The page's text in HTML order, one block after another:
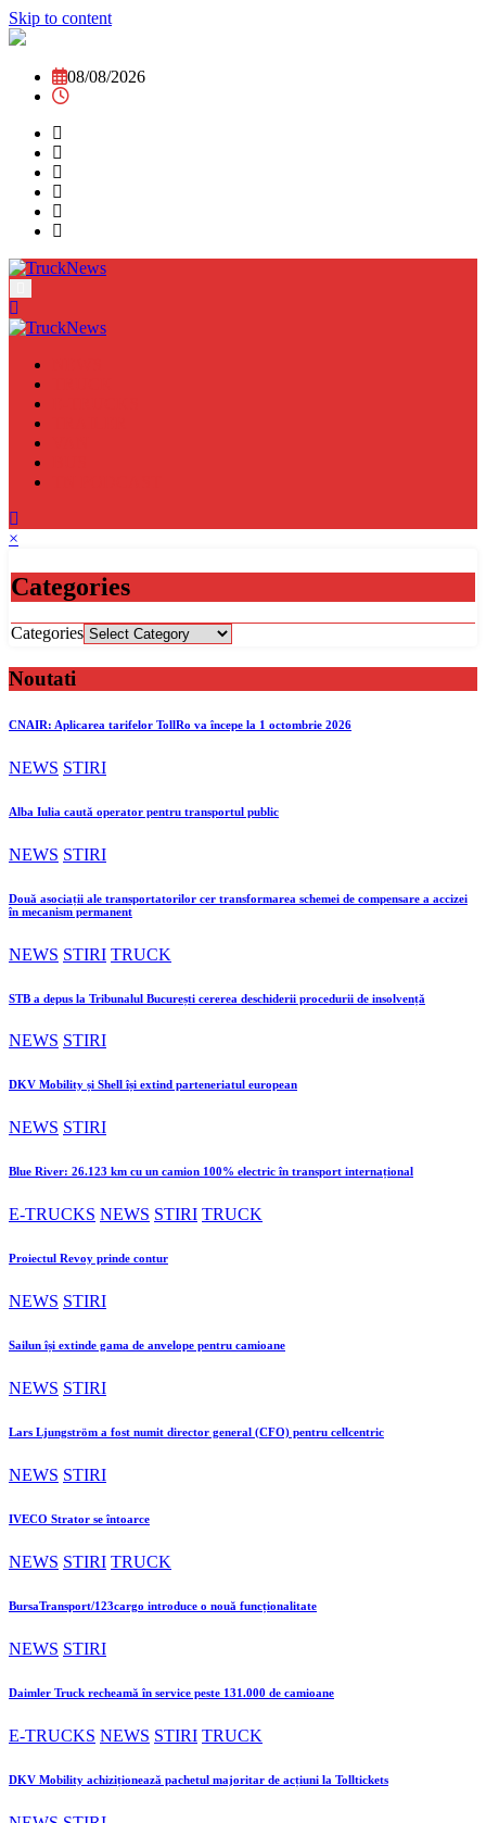
Skip to content
08/08/2026
×
Categories
Categories
Noutati
CNAIR: Aplicarea tarifelor TollRo va începe la 1 octombrie 2026
NEWS STIRI
Alba Iulia caută operator pentru transportul public
NEWS STIRI
Două asociații ale transportatorilor cer transformarea schemei de compensare a accizei
în mecanism permanent
NEWS STIRI TRUCK
STB a depus la Tribunalul București cererea deschiderii procedurii de insolvență
NEWS STIRI
DKV Mobility și Shell își extind parteneriatul european
NEWS STIRI
Blue River: 26.123 km cu un camion 100% electric în transport internațional
E-TRUCKS NEWS STIRI TRUCK
Proiectul Revoy prinde contur
NEWS STIRI
Sailun își extinde gama de anvelope pentru camioane
NEWS STIRI
Lars Ljungström a fost numit director general (CFO) pentru cellcentric
NEWS STIRI
IVECO Strator se întoarce
NEWS STIRI TRUCK
BursaTransport/123cargo introduce o nouă funcționalitate
NEWS STIRI
Daimler Truck recheamă în service peste 131.000 de camioane
E-TRUCKS NEWS STIRI TRUCK
DKV Mobility achiziționează pachetul majoritar de acțiuni la Tolltickets